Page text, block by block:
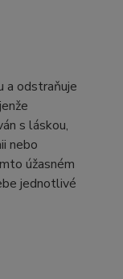
a odstraňuje
s láskou,
nebo
úžasném
jednotlivé